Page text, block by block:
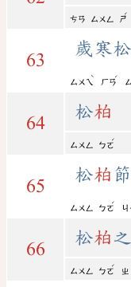
ㄘㄢ ㄙㄨㄥ ㄕ
ˊ
63
歲寒松
ㄙㄨㄟ
ˋ
ㄏㄢ
ˊ
64
松柏
ㄙㄨㄥ ㄅㄛ
ˊ
65
松柏
ㄙㄨㄥ ㄅㄛ
ˊ
66
松柏
ㄙㄨㄥ ㄅㄛ
ˊ
ㄓ